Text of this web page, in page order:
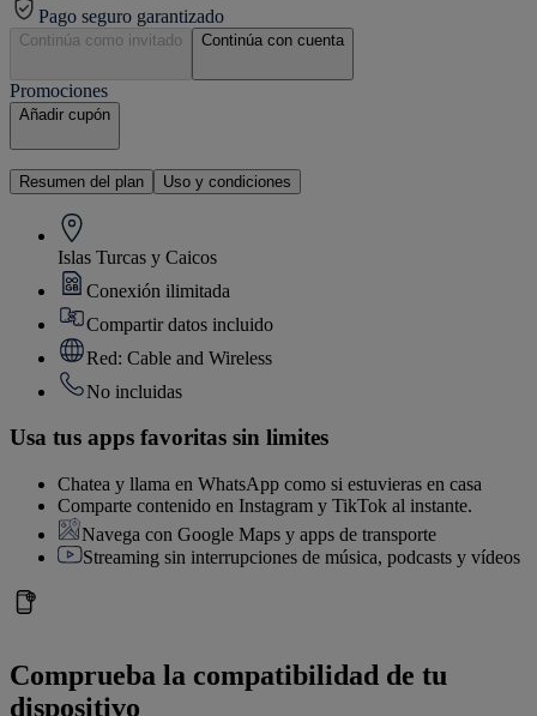
Pago seguro garantizado
Continúa como invitado Continúa con cuenta
Promociones
Añadir cupón
Resumen del plan Uso y condiciones
Islas Turcas y Caicos
Conexión ilimitada
Compartir datos incluido
Red: Cable and Wireless
No incluidas
Usa tus apps favoritas sin limites
Chatea y llama en WhatsApp como si estuvieras en casa
Comparte contenido en Instagram y TikTok al instante.
Navega con Google Maps y apps de transporte
Streaming sin interrupciones de música, podcasts y vídeos
Comprueba la compatibilidad de tu
dispositivo